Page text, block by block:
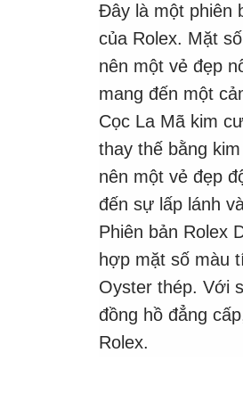
Đây là một phiên
của Rolex. Mặt
nên một vẻ đẹp
mang đến một
Cọc La Mã kim
thay thế bằng
nên một vẻ đẹp
đến sự lấp lánh
Phiên bản Rolex
hợp mặt số màu
Oyster thép. Với
đồng hồ đẳng
Rolex.